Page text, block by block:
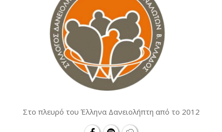
Στο πλευρό του Έλληνα Δανειολήπτη από το 2012